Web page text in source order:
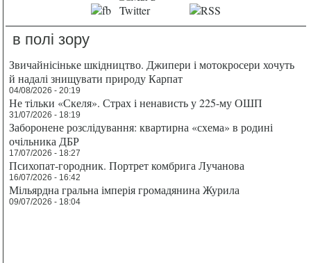
в полі зору
Звичайнісіньке шкідництво. Джипери і мотокросери хочуть
й надалі знищувати природу Карпат
04/08/2026 - 20:19
Не тільки «Скеля». Страх і ненависть у 225-му ОШП
31/07/2026 - 18:19
Заборонене розслідування: квартирна «схема» в родині
очільника ДБР
17/07/2026 - 18:27
Психопат-городник. Портрет комбрига Лучанова
16/07/2026 - 16:42
Мільярдна гральна імперія громадянина Журила
09/07/2026 - 18:04